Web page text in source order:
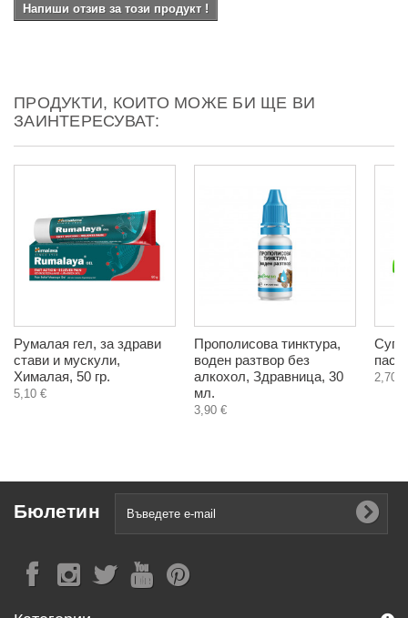
Напиши отзив за този продукт !
ПРОДУКТИ, КОИТО МОЖЕ БИ ЩЕ ВИ
ЗАИНТЕРЕСУВАТ:
Румалая гел, за здрави
стави и мускули,
Хималая, 50 гр.
5,10 €
Прополисова тинктура,
воден разтвор без
алкохол, Здравница, 30
мл.
3,90 €
2,70 €
Бюлетин